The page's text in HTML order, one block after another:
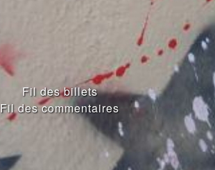
Fil des billets
Fil des commentaires